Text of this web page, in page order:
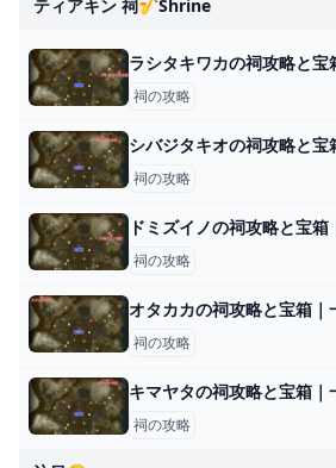
ティアキン 祠🎷shrine
ラシタキワカの祠攻略と
祠の攻略
シバジタキオの祠攻略と宝
祠の攻略
ドミズイノの祠攻略と宝
祠の攻略
オタカカの祠攻略と宝箱｜
祠の攻略
キマヤタの祠攻略と宝箱｜
祠の攻略